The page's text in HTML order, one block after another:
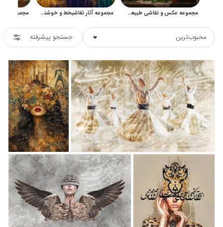
مجموعه عکس و نقاشی طبیعت بی‌جان گل و گلدان مجموعه آثار نقاشیخط و خوشنویسی مدرن لیلی منتظری
محبوب‌ترین جستجو پیشرفته
تماس با ما
بلاگ پارس استاک